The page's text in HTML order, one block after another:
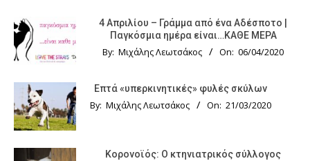
4 Απριλίου – Γράμμα από ένα Αδέσποτο |
Παγκόσμια ημέρα είναι…ΚΑΘΕ ΜΕΡΑ
By: Μιχάλης Λεωτσάκος On: 06/04/2020
Επτά «υπερκινητικές» φυλές σκύλων
By: Μιχάλης Λεωτσάκος On: 21/03/2020
Κορονοϊός: Ο κτηνιατρικός σύλλογος